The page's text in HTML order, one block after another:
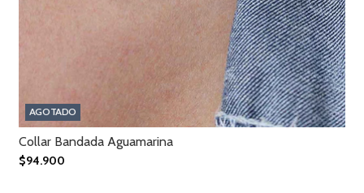
AGOTADO
Collar Bandada Aguamarina
$94.900